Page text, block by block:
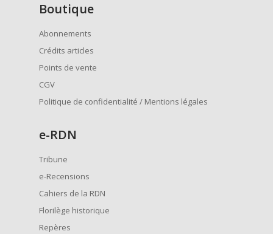
Boutique
Abonnements
Crédits articles
Points de vente
CGV
Politique de confidentialité / Mentions légales
e-RDN
Tribune
e-Recensions
Cahiers de la RDN
Florilège historique
Repères